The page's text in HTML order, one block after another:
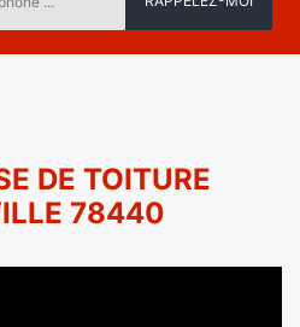
DE TOITURE
78440